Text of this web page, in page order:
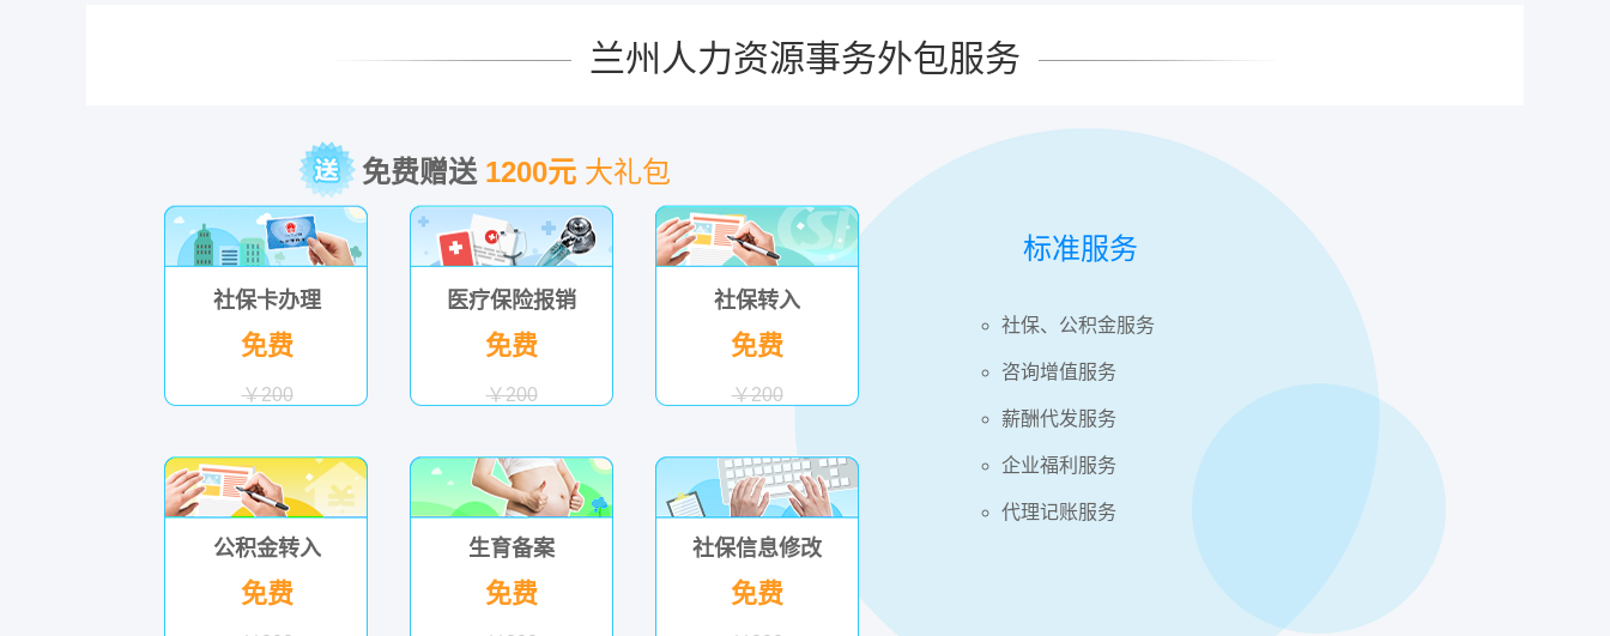
兰州人力资源事务外包服务
免费赠送 1200元 大礼包
社保卡办理
免费
￥200
医疗保险报销
免费
￥200
社保转入
免费
￥200
公积金转入
免费
生育备案
免费
社保信息修改
免费
标准服务
社保、公积金服务
咨询增值服务
薪酬代发服务
企业福利服务
代理记账服务